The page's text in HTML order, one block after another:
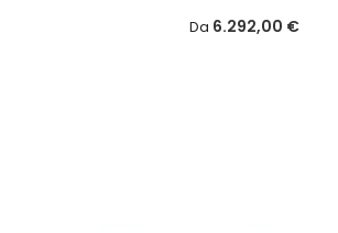
Da 6.292,00 €